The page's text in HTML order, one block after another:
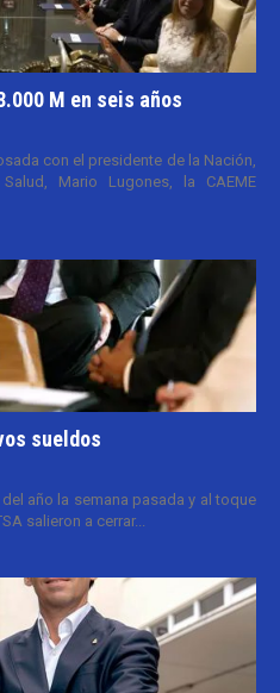
M en seis años
con el presidente de la Nación,
Mario Lugones, la CAEME
sueldos
año la semana pasada y al toque
salieron a cerrar...